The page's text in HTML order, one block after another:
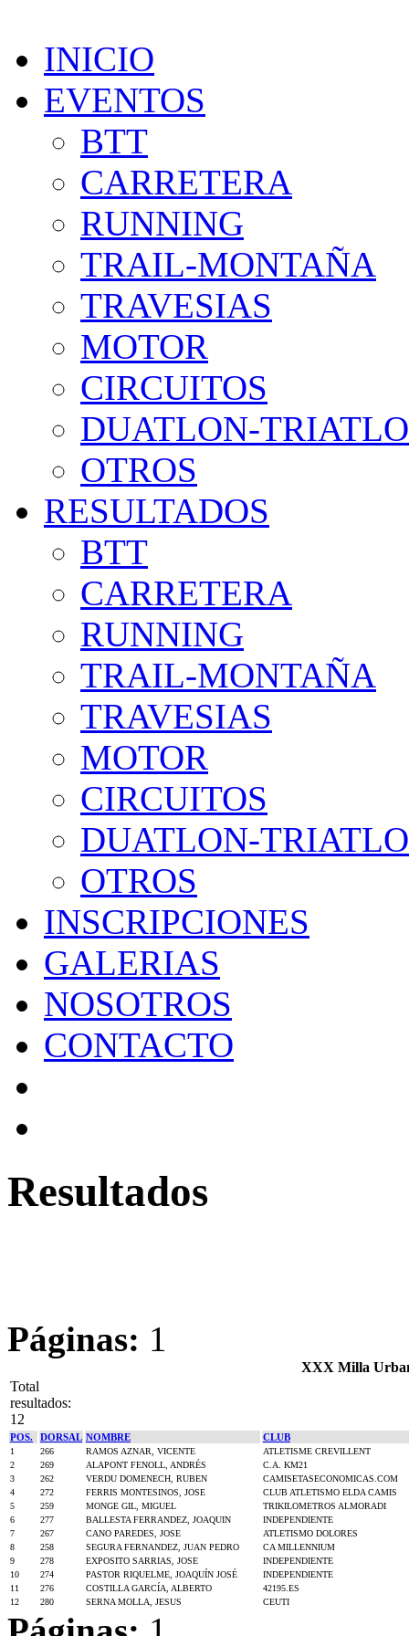
INICIO
EVENTOS
BTT
CARRETERA
RUNNING
TRAIL-MONTAÑA
TRAVESIAS
MOTOR
CIRCUITOS
DUATLON-
OTROS
RESULTADOS
BTT
CARRETERA
RUNNING
TRAIL-MONTAÑA
TRAVESIAS
MOTOR
CIRCUITOS
DUATLON-
OTROS
INSCRIPCIONES
GALERIAS
NOSOTROS
CONTACTO
Resultados
Páginas: 1
XXX Milla
Total
resultados:
12
POS. DORSAL NOMBRE CLUB
1 266 RAMOS AZNAR, VICENTE
ATLETISME CREVILLENT
2
269 ALAPONT FENOLL, ANDRÉS
C.A. KM21
3
262 VERDU DOMENECH, RUBEN
CAMISETASECONOMICAS.COM
4
272 FERRIS MONTESINOS, JOSE
CLUB ATLETISMO ELDA CAMIS
5
259 MONGE GIL, MIGUEL
TRIKILOMETROS ALMORADI
6
277 BALLESTA FERRANDEZ, JOAQUIN
INDEPENDIENTE
7
267 CANO PAREDES, JOSE
ATLETISMO DOLORES
8
258 SEGURA FERNANDEZ, JUAN PEDRO
CA MILLENNIUM
9
278 EXPOSITO SARRIAS, JOSE
INDEPENDIENTE
10
274 PASTOR RIQUELME, JOAQUÍN JOSÉ
INDEPENDIENTE
11
276 COSTILLA GARCÍA, ALBERTO
42195.ES
12
280 SERNA MOLLA, JESUS CEUTI